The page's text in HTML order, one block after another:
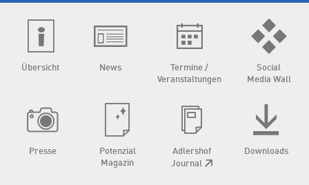
Übersicht News
Termine /
Veranstaltungen
Social
Media Wall
Presse
Potenzial
Magazin
Adlershof
Journal
Downloads